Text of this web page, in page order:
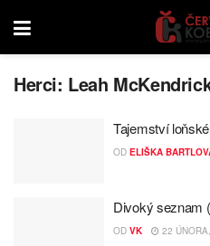
Herci: Leah
Tajemství
OD ELIŠKA
Divoký seznam
OD VK 22